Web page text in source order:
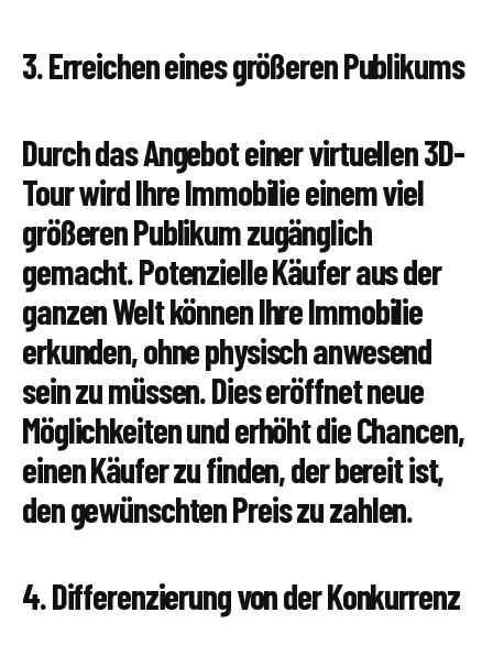
3. Erreichen eines größeren Publikums
Durch das Angebot einer virtuellen 3D-
Tour wird Ihre Immobilie einem viel
größeren Publikum zugänglich
gemacht. Potenzielle Käufer aus der
ganzen Welt können Ihre Immobilie
erkunden, ohne physisch anwesend
sein zu müssen. Dies eröffnet neue
Möglichkeiten und erhöht die Chancen,
einen Käufer zu finden, der bereit ist,
den gewünschten Preis zu zahlen.
4. Differenzierung von der Konkurrenz